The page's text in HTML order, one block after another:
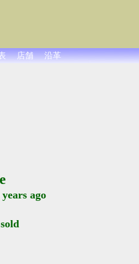
店舗 沿革
ago
sold